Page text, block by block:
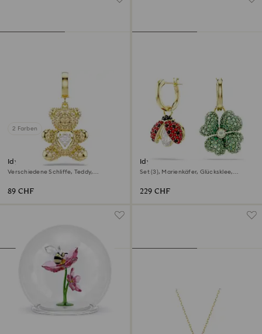
2 Farben
Idyllia Charm
Verschiedene Schliffe, Teddy,
89 CHF
Idyllia Drop-Ohrhänger
Set (3), Marienkäfer, Glücksklee,
229 CHF